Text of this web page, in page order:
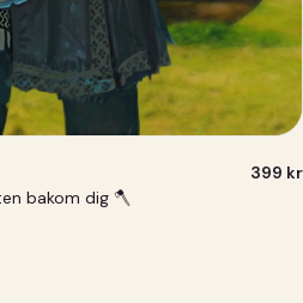
bakom dig 🪓
399 kr